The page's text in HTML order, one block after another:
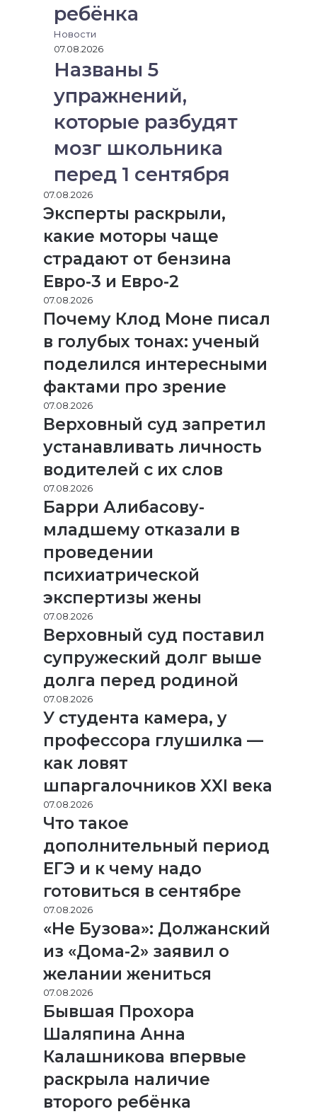
ребёнка
Новости
07.08.2026
Названы 5
упражнений,
которые разбудят
мозг школьника
перед 1 сентября
07.08.2026
Эксперты раскрыли,
какие моторы чаще
страдают от бензина
Евро-3 и Евро-2
07.08.2026
Почему Клод Моне писал
в голубых тонах: ученый
поделился интересными
фактами про зрение
07.08.2026
Верховный суд запретил
устанавливать личность
водителей с их слов
07.08.2026
Барри Алибасову-
младшему отказали в
проведении
психиатрической
экспертизы жены
07.08.2026
Верховный суд поставил
супружеский долг выше
долга перед родиной
07.08.2026
У студента камера, у
профессора глушилка —
как ловят
шпаргалочников XXI века
07.08.2026
Что такое
дополнительный период
ЕГЭ и к чему надо
готовиться в сентябре
07.08.2026
«Не Бузова»: Должанский
из «Дома-2» заявил о
желании жениться
07.08.2026
Бывшая Прохора
Шаляпина Анна
Калашникова впервые
раскрыла наличие
второго ребёнка